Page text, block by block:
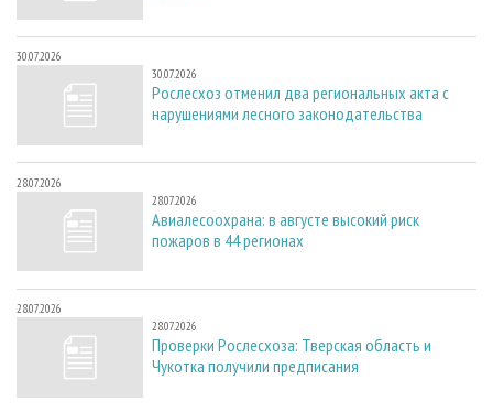
30.07.2026
30.07.2026
Рослесхоз отменил два региональных акта с
нарушениями лесного законодательства
28.07.2026
28.07.2026
Авиалесоохрана: в августе высокий риск
пожаров в 44 регионах
28.07.2026
28.07.2026
Проверки Рослесхоза: Тверская область и
Чукотка получили предписания